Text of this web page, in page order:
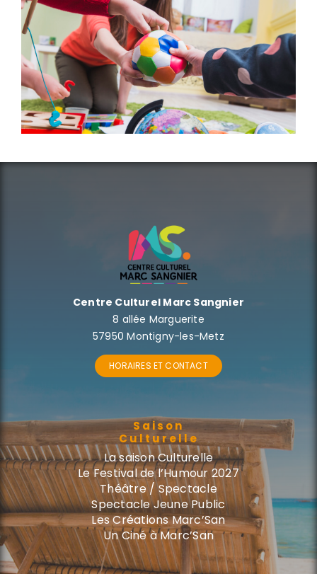
Centre Culturel Marc Sangnier
8 allée Marguerite
57950 Montigny-les-Metz
HORAIRES ET CONTACT
Saison
Culturelle
La saison Culturelle
Le Festival de l’Humour 2027
Théâtre / Spectacle
Spectacle Jeune Public
Les Créations Marc’San
Un Ciné à Marc’San